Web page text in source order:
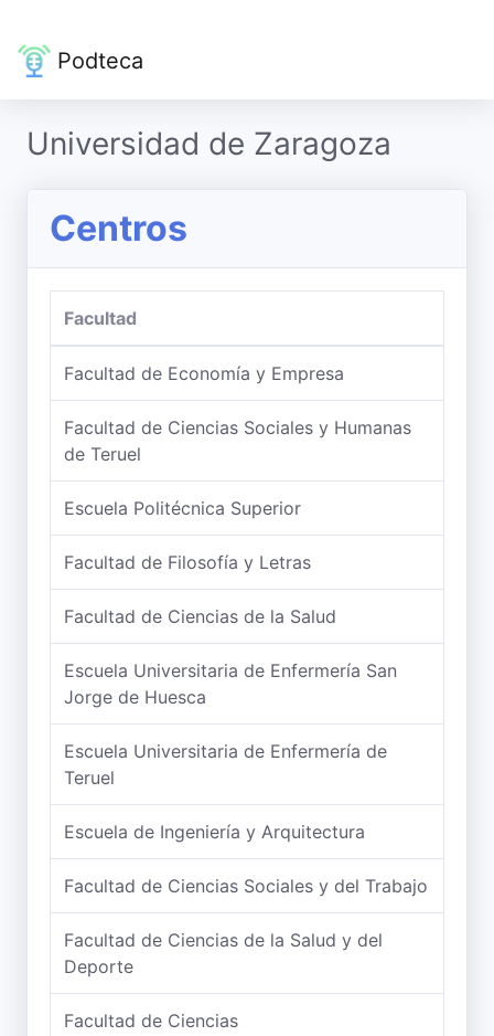
Podteca
Universidad de Zaragoza
Centros
Facultad
Facultad de Economía y Empresa
Facultad de Ciencias Sociales y Humanas
de Teruel
Escuela Politécnica Superior
Facultad de Filosofía y Letras
Facultad de Ciencias de la Salud
Escuela Universitaria de Enfermería San
Jorge de Huesca
Escuela Universitaria de Enfermería de
Teruel
Escuela de Ingeniería y Arquitectura
Facultad de Ciencias Sociales y del Trabajo
Facultad de Ciencias de la Salud y del
Deporte
Facultad de Ciencias